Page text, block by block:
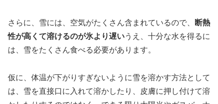
さらに、雪には、空気がたくさん含まれているので、
断熱
性が高くて溶けるのが氷より遅いうえ、十分な水を得るに
は、雪をたくさん食べる必要があります。
仮に、体温が下がりすぎないように雪を溶かす方法として
は、雪を直接口に入れて溶かしたり、皮膚に押し付けて溶